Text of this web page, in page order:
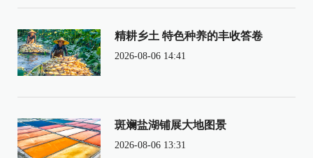
精耕乡土 特色种养的丰收答卷
2026-08-06 14:41
斑斓盐湖铺展大地图景
2026-08-06 13:31